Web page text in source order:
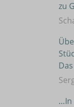
zu
…In